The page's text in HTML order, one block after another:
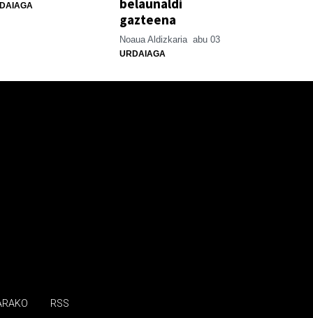
gazteena
Noaua Aldizkaria abu 03
URDAIAGA
RSS